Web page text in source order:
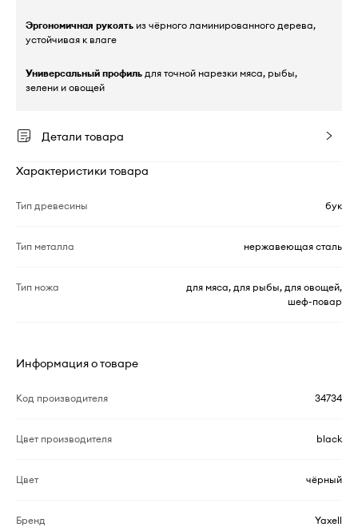
Эргономичная рукоять из чёрного ламинированного дерева,
устойчивая к влаге
Универсальный профиль для точной нарезки мяса, рыбы,
зелени и овощей
Детали товара
Характеристики товара
Тип древесины бук
Тип металла нержавеющая сталь
Тип ножа
для мяса, для рыбы, для овощей,
шеф-повар
Информация о товаре
Код производителя 34734
Цвет производителя black
Цвет чёрный
Бренд Yaxell